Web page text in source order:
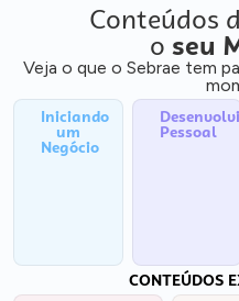
Conteúdos
o seu
Veja o que o Sebrae tem
Iniciando
um
Negócio
Pessoal
CONTEÚDOS